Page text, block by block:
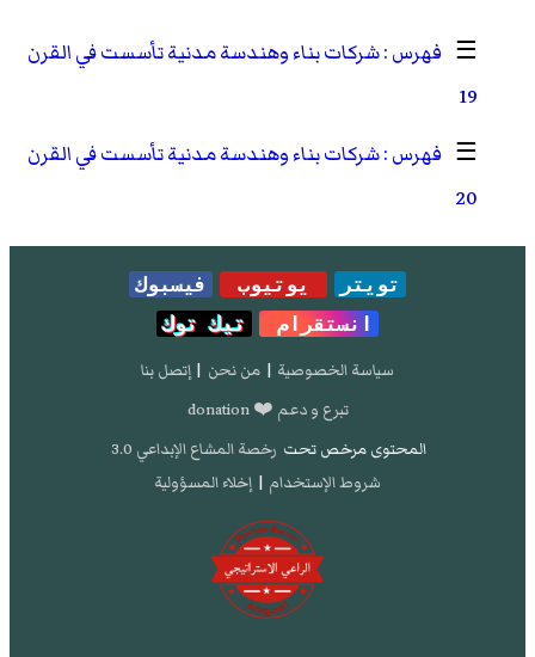
☰
شركات بناء وهندسة مدنية تأسست في القرن
19
☰
شركات بناء وهندسة مدنية تأسست في القرن
20
تويتر يوتيوب
فيسبوك
انستقرام
تيك توك
سياسة الخصوصية | من نحن | إتصل بنا
تبرع و دعم ❤️ donation
المحتوى مرخص تحت رخصة المشاع الإبداعي 3.0
شروط الإستخدام | إخلاء المسؤولية